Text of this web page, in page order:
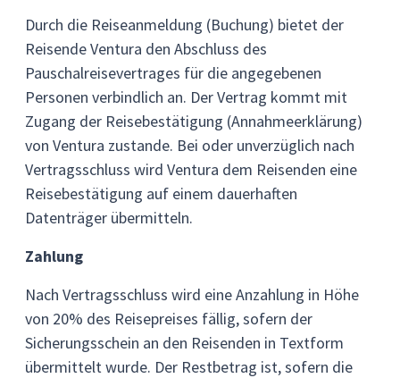
Durch die Reiseanmeldung (Buchung) bietet der
Reisende Ventura den Abschluss des
Pauschalreisevertrages für die angegebenen
Personen verbindlich an. Der Vertrag kommt mit
Zugang der Reisebestätigung (Annahmeerklärung)
von Ventura zustande. Bei oder unverzüglich nach
Vertragsschluss wird Ventura dem Reisenden eine
Reisebestätigung auf einem dauerhaften
Datenträger übermitteln.
Zahlung
Nach Vertragsschluss wird eine Anzahlung in Höhe
von 20% des Reisepreises fällig, sofern der
Sicherungsschein an den Reisenden in Textform
übermittelt wurde. Der Restbetrag ist, sofern die